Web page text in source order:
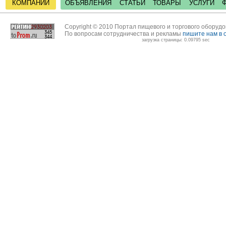
КОМПАНИИ ОБЪЯВЛЕНИЯ СТАТЬИ ТОВАРЫ УСЛУГИ
Copyright © 2010 Портал пищевого и торгового
По вопросам сотрудничества и рекламы пишите нам в
загрузка страницы: 0.09795 sec